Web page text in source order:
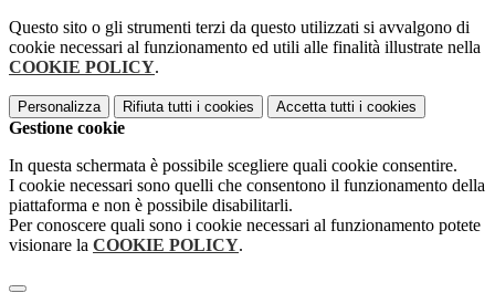
Questo sito o gli strumenti terzi da questo utilizzati si avvalgono di
cookie necessari al funzionamento ed utili alle finalità illustrate nella
COOKIE POLICY.
Personalizza Rifiuta tutti i cookies Accetta tutti i cookies
Gestione cookie
In questa schermata è possibile scegliere quali cookie consentire.
I cookie necessari sono quelli che consentono il funzionamento della
piattaforma e non è possibile disabilitarli.
Per conoscere quali sono i cookie necessari al funzionamento potete
visionare la COOKIE POLICY.